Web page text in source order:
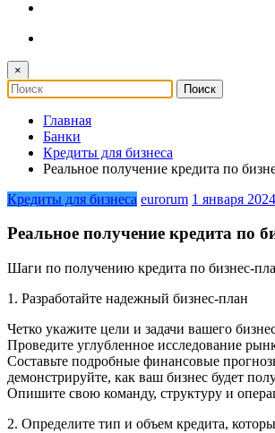
×
Главная
Банки
Кредиты для бизнеса
Реальное получение кредита по
Кредиты для бизнеса eurorum 1 января 2024
Реальное получение кредита по
Шаги по получению кредита по бизнес-
1. Разработайте надежный бизнес-план
Четко укажите цели и задачи вашего
Проведите углубленное исследование
Составьте подробные финансовые
демонстрируйте, как ваш бизнес будет
Опишите свою команду, структуру и
2. Определите тип и объем кредита,